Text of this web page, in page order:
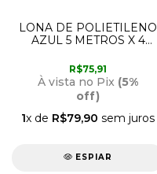
LONA DE POLIETILENO
AZUL 5 METROS X 4
R$75,91
À vista no Pix (5%
off)
1x de R$79,90 sem juros
ESPIAR